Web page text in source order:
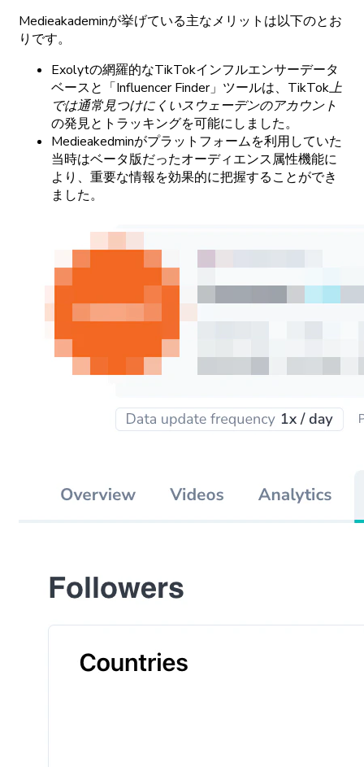
Medieakademinが挙げている主なメリットは以下のとお
りです。
Exolytの網羅的なTikTokインフルエンサーデータ
ベースと 「Influencer Finder」 ツールは、 TikTok上
では通常見つけに くいスウェーデンのアカウント
の発見と トラッキングを可能にしました。
Medieakedminがプラットフォームを利用していた
当時はベータ版だったオーディエンス属性機能に
より、 重要な情報を効果的に把握することができ
ました。